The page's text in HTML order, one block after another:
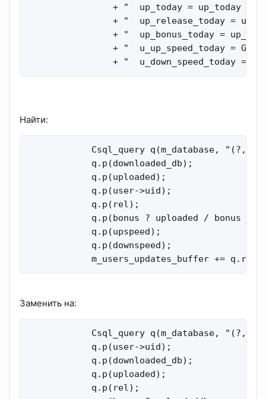
+ "  up_today = up_today +
+ "  up_release_today =
+ "  up_bonus_today =
+ "  u_up_speed_today =
+ "  u_down_speed_today =
Найти:
Csql_query q(m_database,
            q.p(downloaded_db);
            q.p(uploaded);
            q.p(user->uid);
            q.p(rel);
q.p(bonus ? uploaded / bonus :
            q.p(upspeed);
            q.p(downspeed);
m_users_updates_buffer +=
Заменить на:
Csql_query q(m_database,
            q.p(user->uid);
            q.p(downloaded_db);
            q.p(uploaded);
            q.p(rel);